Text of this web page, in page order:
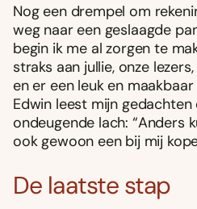
Nog een drempel om
weg naar een geslaagde
begin ik me al zorgen te
straks aan jullie, onze
en er een leuk en
Edwin leest mijn
ondeugende lach: “Anders
ook gewoon een bij mij
De laatste stap